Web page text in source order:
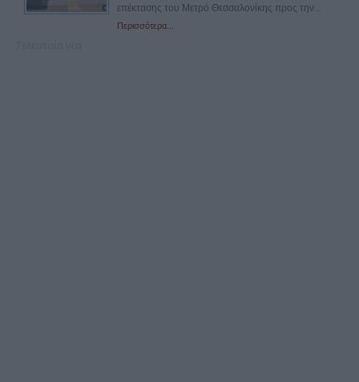
επέκτασης του Μετρό Θεσσαλονίκης προς την...
Περισσότερα...